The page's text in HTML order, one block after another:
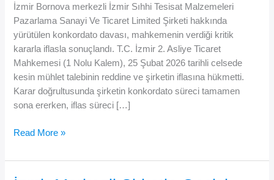
İzmir Bornova merkezli İzmir Sıhhi Tesisat Malzemeleri
Pazarlama Sanayi Ve Ticaret Limited Şirketi hakkında
yürütülen konkordato davası, mahkemenin verdiği kritik
kararla iflasla sonuçlandı. T.C. İzmir 2. Asliye Ticaret
Mahkemesi (1 Nolu Kalem), 25 Şubat 2026 tarihli celsede
kesin mühlet talebinin reddine ve şirketin iflasına hükmetti.
Karar doğrultusunda şirketin konkordato süreci tamamen
sona ererken, iflas süreci […]
İzmir
Tesisat
İçin
Read More »